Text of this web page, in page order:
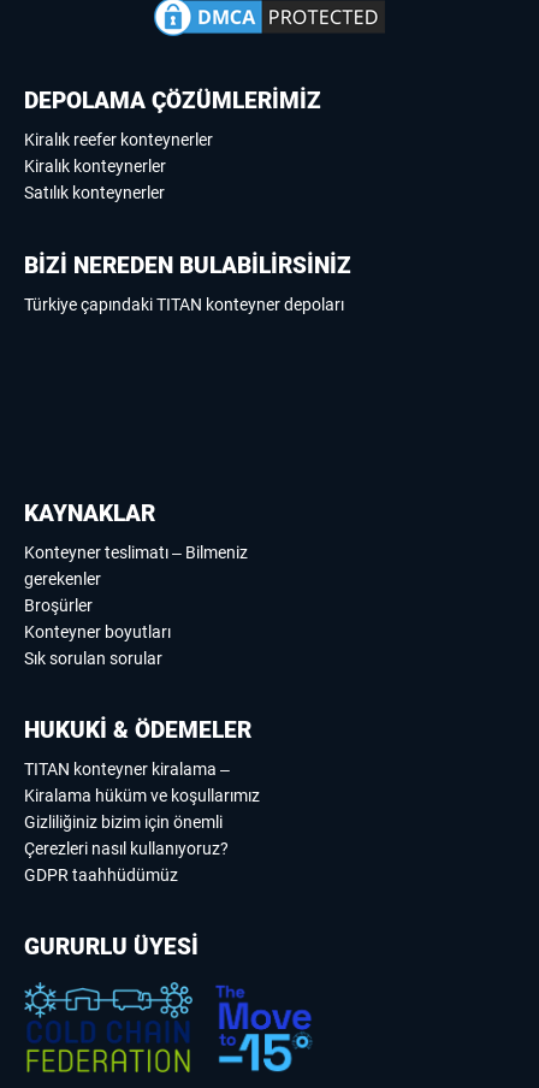
DEPOLAMA ÇÖZÜMLERİMİZ
Kiralık reefer konteynerler
Kiralık konteynerler
Satılık konteynerler
BİZİ NEREDEN BULABİLİRSİNİZ
Türkiye çapındaki TITAN konteyner depoları
KAYNAKLAR
Konteyner teslimatı – Bilmeniz
gerekenler
Broşürler
Konteyner boyutları
Sık sorulan sorular
HUKUKİ & ÖDEMELER
TITAN konteyner kiralama –
Kiralama hüküm ve koşullarımız
Gizliliğiniz bizim için önemli
Çerezleri nasıl kullanıyoruz?
GDPR taahhüdümüz
GURURLU ÜYESİ